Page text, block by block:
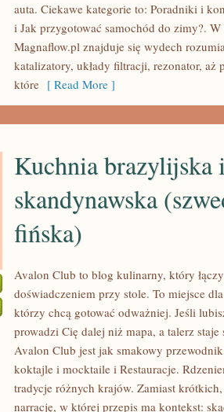
ATTACK)
auta. Ciekawe kategorie to: Poradniki i
i Jak przygotować samochód do zimy?.
Magnaflow.pl znajduje się wydech
katalizatory, układy filtracji, rezonator, aż
które [ Read More ]
BRAZYLIJSKA
KUCHNIA
SKANDYNAWSKA
(SZWEDZKA,
Kuchnia brazylijska
skandynawska
fińska)
Avalon Club to blog kulinarny, który
doświadczeniem przy stole. To miejsce
którzy chcą gotować odważniej. Jeśli
prowadzi Cię dalej niż mapa, a talerz
Avalon Club jest jak smakowy
koktajle i mocktaile i Restauracje.
tradycje różnych krajów. Zamiast
narrację, w której przepis ma kontekst: